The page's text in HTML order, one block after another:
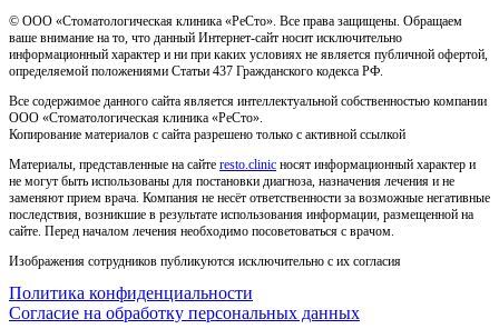
© ООО «Стоматологическая клиника «РеСто». Все права защищены. Обращаем
ваше внимание на то, что данный Интернет-сайт носит исключительно
информационный характер и ни при каких условиях не является публичной офертой,
определяемой положениями Статьи 437 Гражданского кодекса РФ.
Все содержимое данного сайта является интеллектуальной собственностью компании
ООО «Стоматологическая клиника «РеСто».
Копирование материалов с сайта разрешено только с активной ссылкой
Материалы, представленные на сайте resto.clinic носят информационный характер и
не могут быть использованы для постановки диагноза, назначения лечения и не
заменяют прием врача. Компания не несёт ответственности за возможные негативные
последствия, возникшие в результате использования информации, размещенной на
сайте. Перед началом лечения необходимо посоветоваться с врачом.
Изображения сотрудников публикуются исключительно с их согласия
Политика конфиденциальности
Согласие на обработку персональных данных